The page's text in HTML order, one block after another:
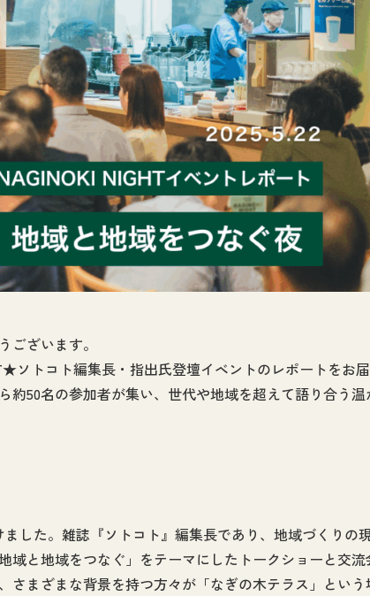
ございます。
ソトコト編集長・指出氏登壇イベントのレポートをお
約50名の参加者が集い、世代や地域を超えて語り合う温
した。雑誌『ソトコト』編集長であり、地域づくりの
域と地域をつなぐ」をテーマにしたトークショーと交流
さまざまな背景を持つ方々が「なぎの木テラス」という